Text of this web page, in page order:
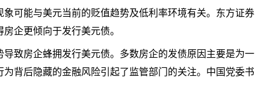
可能与美元当前的贬值趋势及低利率环境有关。东方证券
企更倾向于发行美元债。
致房企蜂拥发行美元债。多数房企的发债原因主要是为一
背后隐藏的金融风险引起了监管部门的关注。中国党委书